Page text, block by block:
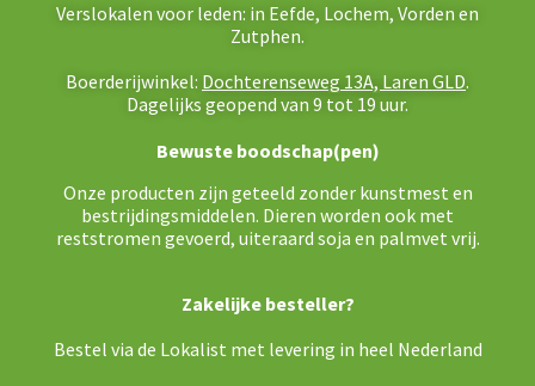
Verslokalen voor leden: in Eefde, Lochem, Vorden en
Zutphen.
Boerderijwinkel: Dochterenseweg 13A, Laren GLD.
Dagelijks geopend van 9 tot 19 uur.
Bewuste boodschap(pen)
Onze producten zijn geteeld zonder kunstmest en
bestrijdingsmiddelen. Dieren worden ook met
reststromen gevoerd, uiteraard soja en palmvet vrij.
Zakelijke besteller?
Bestel via de Lokalist met levering in heel Nederland